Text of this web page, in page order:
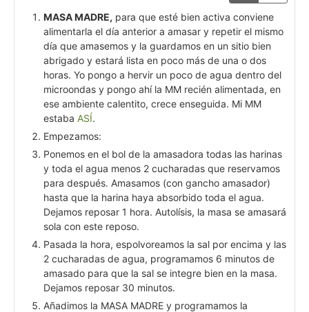
MASA MADRE, para que esté bien activa conviene
alimentarla el día anterior a amasar y repetir el mismo
día que amasemos y la guardamos en un sitio bien
abrigado y estará lista en poco más de una o dos
horas. Yo pongo a hervir un poco de agua dentro del
microondas y pongo ahí la MM recién alimentada, en
ese ambiente calentito, crece enseguida. Mi MM
estaba ASÍ.
Empezamos:
Ponemos en el bol de la amasadora todas las harinas
y toda el agua menos 2 cucharadas que reservamos
para después. Amasamos (con gancho amasador)
hasta que la harina haya absorbido toda el agua.
Dejamos reposar 1 hora. Autolísis, la masa se amasará
sola con este reposo.
Pasada la hora, espolvoreamos la sal por encima y las
2 cucharadas de agua, programamos 6 minutos de
amasado para que la sal se integre bien en la masa.
Dejamos reposar 30 minutos.
Añadimos la MASA MADRE y programamos la